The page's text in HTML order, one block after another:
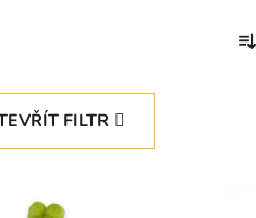
a
FILTR